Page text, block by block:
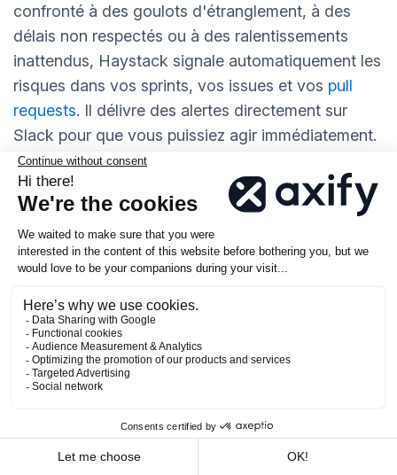
confronté à des goulots d'étranglement, à des
délais non respectés ou à des ralentissements
inattendus, Haystack signale automatiquement les
risques dans vos sprints, vos issues et vos pull
requests. Il délivre des alertes directement sur
Slack pour que vous puissiez agir immédiatement.
Haystack vous offre :
Détection automatisée des risques :
pouvez repérer des tendances tels que des
équipes surchargées, des PR bloquées et des
bloqueurs cachés avant qu'ils n'entraînent des
retards.
Seuils de risque personnalisables :
pouvez définir ce qui est considéré comme un
vos priorités.